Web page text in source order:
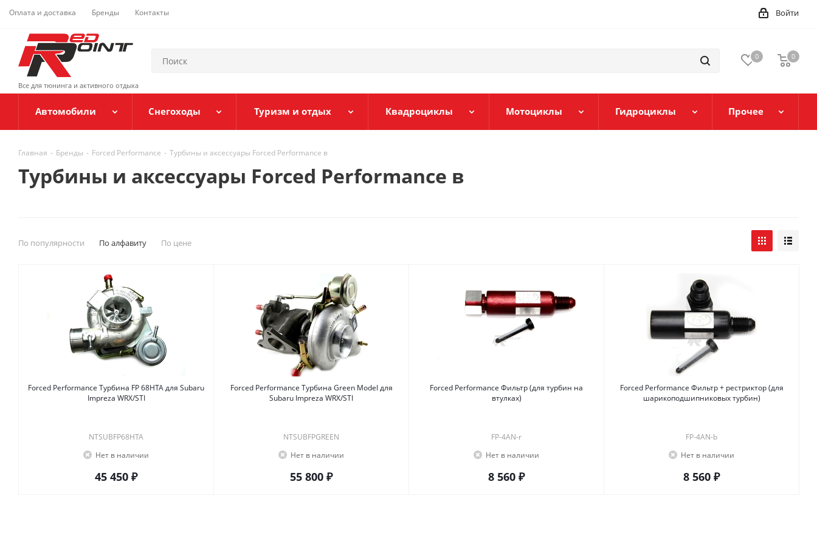
Оплата и доставка Бренды Контакты Войти
Все для тюнинга и активного отдыха
0 0
Автомобили Снегоходы Туризм и отдых Квадроциклы Мотоциклы Гидроциклы Прочее
Главная - Бренды - Forced Performance - Турбины и аксессуары Forced Performance в
Турбины и аксессуары Forced Performance в
По популярности По алфавиту По цене
Forced Performance Турбина FP 68HTA для Subaru
Impreza WRX/STI
NTSUBFP68HTA
Нет в наличии
45 450 ₽
Forced Performance Турбина Green Model для
Subaru Impreza WRX/STI
NTSUBFPGREEN
Нет в наличии
55 800 ₽
Forced Performance Фильтр (для турбин на
втулках)
FP-4AN-r
Нет в наличии
8 560 ₽
Forced Performance Фильтр + рестриктор (для
шарикоподшипниковых турбин)
FP-4AN-b
Нет в наличии
8 560 ₽